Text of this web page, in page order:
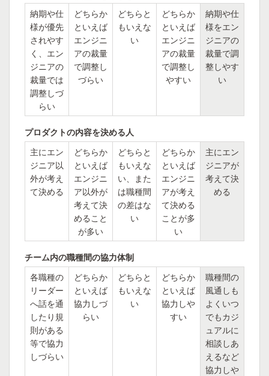
納期や仕
様が優先
されやす
く、エン
ジニアの
裁量では
調整しづ
らい
どちらか
といえば
エンジニ
アの裁量
で調整し
づらい
どちらと
もいえな
い
どちらか
といえば
エンジニ
アの裁量
で調整し
やすい
納期や仕
様をエン
ジニアの
裁量で調
整しやす
い
プロダクトの内容を決める人
主にエン
ジニア以
外が考え
て決める
どちらか
といえば
エンジニ
ア以外が
考えて決
めること
が多い
どちらと
もいえな
い、また
は職種間
の差はな
い
どちらか
といえば
エンジニ
アが考え
て決める
ことが多
い
主にエン
ジニアが
考えて決
める
チーム内の職種間の協力体制
各職種の
リーダー
へ話を通
したり規
則がある
等で協力
しづらい
どちらか
といえば
協力しづ
らい
どちらと
もいえな
い
どちらか
といえば
協力しや
すい
職種間の
風通しも
よくいつ
でもカジ
ュアルに
相談しあ
えるなど
協力しや